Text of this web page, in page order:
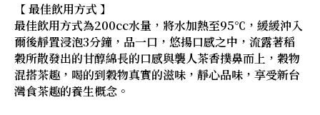
【 最佳飲用方式 】
最佳飲用方式為200cc水量，將水加熱至95℃，緩緩沖入
爾後靜置浸泡3分鐘，品一口，悠揚口感之中，流露著稻
穀所散發出的甘醇綿長的口感與襲人茶香撲鼻而上，穀物
混搭茶趣，喝的到穀物真實的滋味，靜心品味，享受新台
灣食茶趣的養生概念。